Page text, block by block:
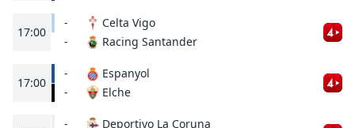
17:00
-
-
Celta Vigo
Racing Santander
17:00
-
-
Espanyol
Elche
-
Deportivo La Coruna